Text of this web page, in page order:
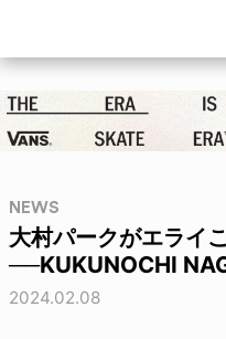
NEWS
大村パークがエライ
──KUKUNOCHI
2024.02.08